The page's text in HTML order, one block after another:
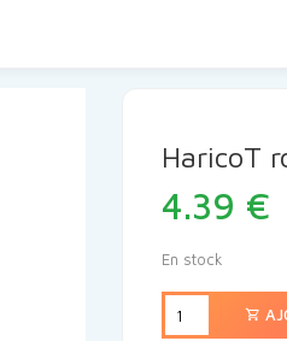
HaricoT
4.39 €
En stock